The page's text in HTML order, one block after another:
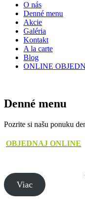
O nás
Denné menu
Akcie
Galéria
Kontakt
A la carte
Blog
ONLINE
Denné menu
Pozrite si našu ponuku
OBJEDNAJ ONLINE
Viac